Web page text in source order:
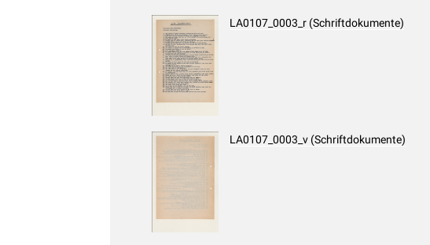
LA0107_0003_r (Schriftdokumente)
LA0107_0003_v (Schriftdokumente)